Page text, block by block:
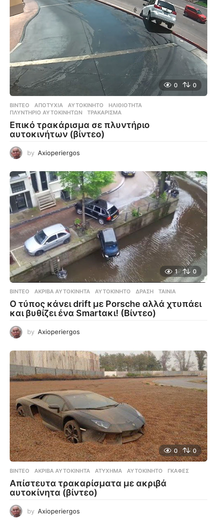
0 0
ΒΊΝΤΕΟ ΑΠΟΤΥΧΊΑ ,ΑΥΤΟΚΊΝΗΤΟ ,ΗΛΙΘΙΌΤΗΤΑ
ΠΛΥΝΤΉΡΙΟ ΑΥΤΟΚΊΝΗΤΩΝ
,ΤΡΑΚΆΡΙΣΜΑ
Επικό τρακάρισμα σε πλυντήριο
αυτοκινήτων (βίντεο)
by Axioperiergos
1 0
ΒΊΝΤΕΟ ΑΚΡΙΒΆ ΑΥΤΟΚΊΝΗΤΑ ,ΑΥΤΟΚΊΝΗΤΟ ,ΔΡΆΣΗ ,ΤΑΙΝΊΑ
Ο τύπος κάνει drift με Porsche αλλά χτυπάει
και βυθίζει ένα Smartακι! (Βίντεο)
by Axioperiergos
0 0
ΒΊΝΤΕΟ ΑΚΡΙΒΆ ΑΥΤΟΚΊΝΗΤΑ ,ΑΤΎΧΗΜΑ ,ΑΥΤΟΚΊΝΗΤΟ ,ΓΚΆΦΕΣ
Απίστευτα τρακαρίσματα με ακριβά
αυτοκίνητα (βίντεο)
by Axioperiergos